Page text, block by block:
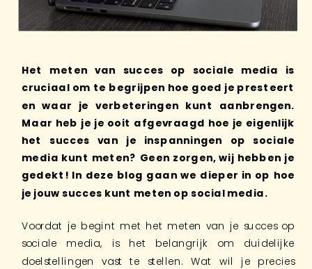
Het meten van succes op sociale media is
cruciaal om te begrijpen hoe goed je presteert
en waar je verbeteringen kunt aanbrengen.
Maar heb je je ooit afgevraagd hoe je eigenlijk
het succes van je inspanningen op sociale
media kunt meten? Geen zorgen, wij hebben je
gedekt! In deze blog gaan we dieper in op hoe
je jouw succes kunt meten op social media.
Voordat je begint met het meten van je succes op
sociale media, is het belangrijk om duidelijke
doelstellingen vast te stellen. Wat wil je precies